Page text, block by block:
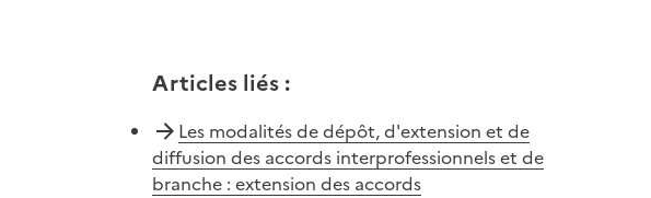
Articles liés:
Les modalités de dépôt, d'extension et de
diffusion des accords interprofessionnels et de
branche : extension des accords